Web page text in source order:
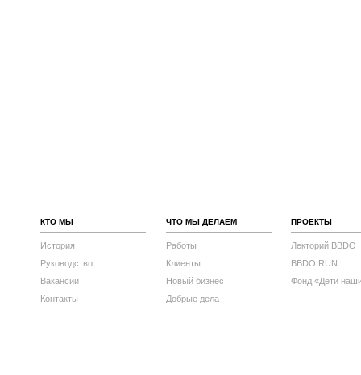
КТО МЫ
История
Руководство
Вакансии
Контакты
ЧТО МЫ ДЕЛАЕМ
Работы
Клиенты
Новый бизнес
Добрые дела
ПРОЕКТЫ
Лекторий BBDO
BBDO RUN
Фонд «Дети